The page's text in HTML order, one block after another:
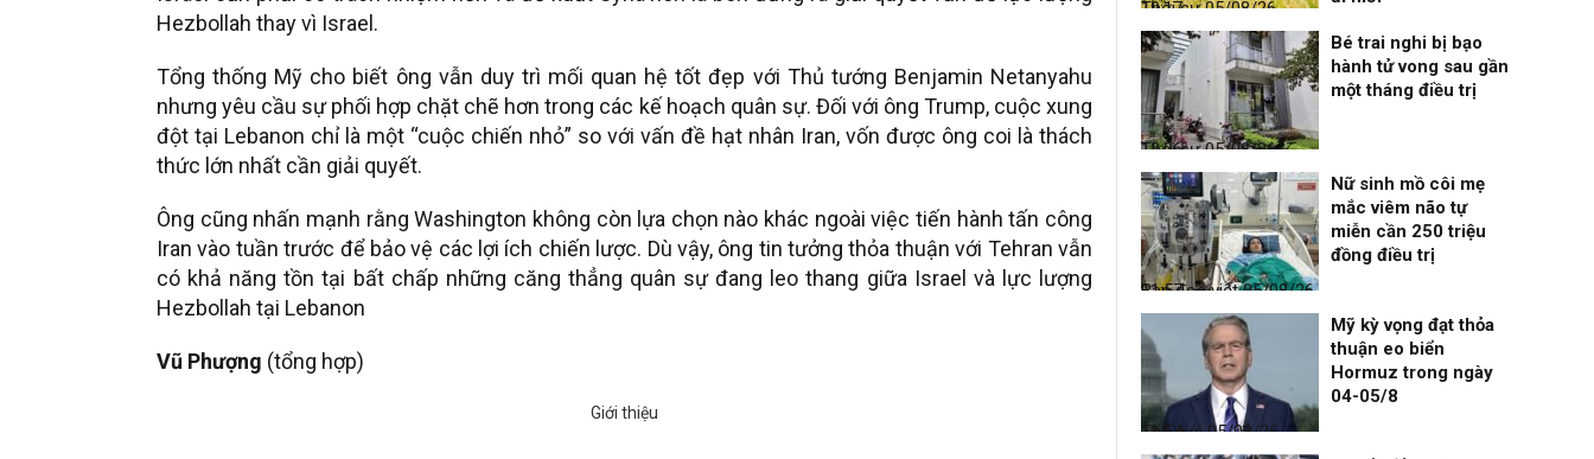
Hezbollah thay vì Israel.
Tổng thống Mỹ cho biết ông vẫn duy trì mối quan hệ tốt đẹp với Thủ tướng Benjamin Netanyahu
nhưng yêu cầu sự phối hợp chặt chẽ hơn trong các kế hoạch quân sự. Đối với ông Trump, cuộc xung
đột tại Lebanon chỉ là một “cuộc chiến nhỏ” so với vấn đề hạt nhân Iran, vốn được ông coi là thách
thức lớn nhất cần giải quyết.
Ông cũng nhấn mạnh rằng Washington không còn lựa chọn nào khác ngoài việc tiến hành tấn công
Iran vào tuần trước để bảo vệ các lợi ích chiến lược. Dù vậy, ông tin tưởng thỏa thuận với Tehran vẫn
có khả năng tồn tại bất chấp những căng thẳng quân sự đang leo thang giữa Israel và lực lượng
Hezbollah tại Lebanon
Vũ Phượng (tổng hợp)
Thời sự
05/08/26, 19:17
Thời sự
05/08/26, 12:06
Bé trai nghi bị bạo
hành tử vong sau gần
một tháng điều trị
Bạn đọc viết
05/08/26, 11:57
Nữ sinh mồ côi mẹ
mắc viêm não tự
miễn cần 250 triệu
đồng điều trị
Thế giới
05/08/26, 11:54
Mỹ kỳ vọng đạt thỏa
thuận eo biển
Hormuz trong ngày
04-05/8